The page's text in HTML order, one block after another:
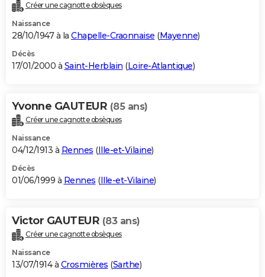
Créer une cagnotte obsèques
Naissance
28/10/1947 à la Chapelle-Craonnaise (Mayenne)
Décès
17/01/2000 à Saint-Herblain (Loire-Atlantique)
Yvonne GAUTEUR (85 ans)
Créer une cagnotte obsèques
Naissance
04/12/1913 à Rennes (Ille-et-Vilaine)
Décès
01/06/1999 à Rennes (Ille-et-Vilaine)
Victor GAUTEUR (83 ans)
Créer une cagnotte obsèques
Naissance
13/07/1914 à Crosmières (Sarthe)